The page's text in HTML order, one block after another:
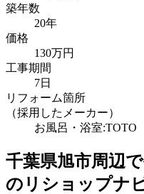
築年数
20年
価格
130万円
工事期間
7日
リフォーム箇所
（採用したメーカー）
お風呂・浴室:TOTO
千葉県旭市周辺
のリショップナ